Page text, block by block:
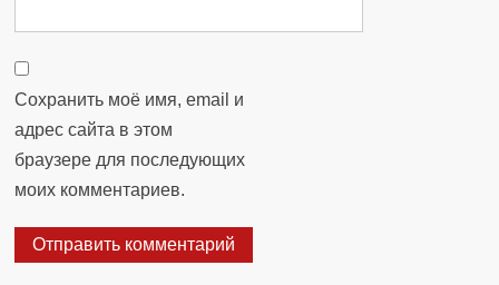
Сохранить моё имя, email и
адрес сайта в этом
браузере для последующих
моих комментариев.